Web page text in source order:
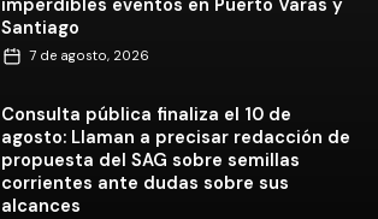
Santiago
7 de agosto, 2026
Consulta pública finaliza el 10 de
agosto: Llaman a precisar redacción de
propuesta del SAG sobre semillas
corrientes ante dudas sobre sus
alcances